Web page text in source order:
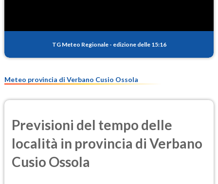
TG Meteo Regionale - edizione delle 15:16
Meteo provincia di Verbano Cusio Ossola
Previsioni del tempo delle
località in provincia di Verbano
Cusio Ossola